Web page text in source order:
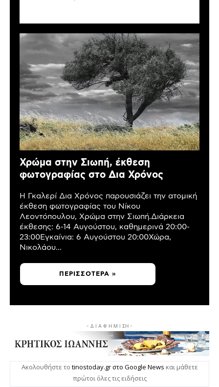
Χρώμα στην Σιωπή, έκθεση
φωτογραφίας στο Δια Χρόνος
Η Γκαλερί Δια Χρόνος παρουσιάζει την ατομική
έκθεση φωτογραφίας του Νίκου
Λεοντόπουλου, Χρώμα στην Σιωπή.Διάρκεια
έκθεσης: 6-14 Αυγούστου, καθημερινά 20:00-
23:00Εγκαίνια: 6 Αυγούστου 20:00Χώρα,
Νικολάου...
ΠΕΡΙΣΣΌΤΕΡΑ »
- Δ Ι Α Φ Η Μ Ι ΣΗ -
Ακολουθήστε το tinostoday.gr στο Google News και μάθετε
πρώτοι όλες τις ειδήσεις